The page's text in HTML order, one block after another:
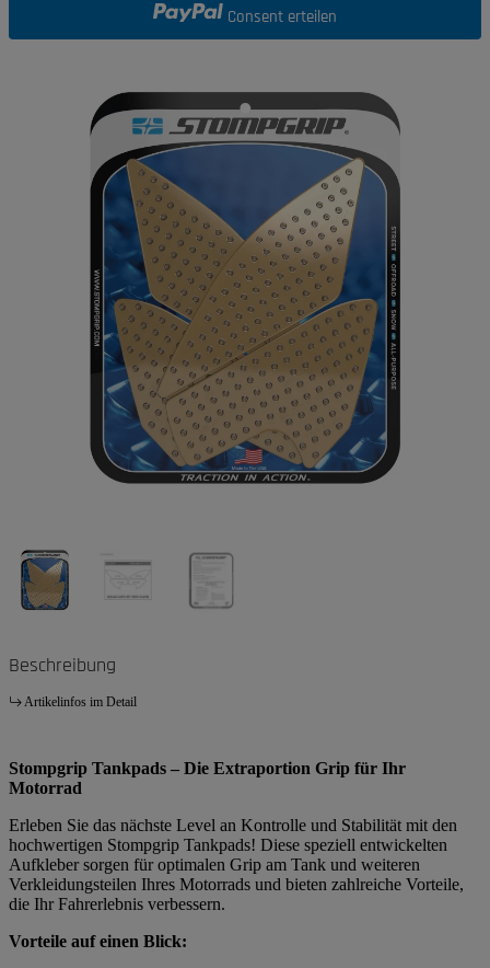
Consent erteilen
Beschreibung
Artikelinfos im Detail
Stompgrip Tankpads – Die Extraportion Grip für Ihr
Motorrad
Erleben Sie das nächste Level an Kontrolle und Stabilität mit den
hochwertigen Stompgrip Tankpads! Diese speziell entwickelten
Aufkleber sorgen für optimalen Grip am Tank und weiteren
Verkleidungsteilen Ihres Motorrads und bieten zahlreiche Vorteile,
die Ihr Fahrerlebnis verbessern.
Vorteile auf einen Blick: